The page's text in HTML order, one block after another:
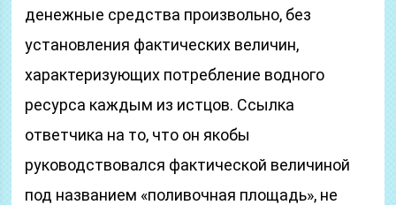
денежные средства произвольно, без
установления фактических величин,
характеризующих потребление водного
ресурса каждым из истцов. Ссылка
ответчика на то, что он якобы
руководствовался фактической величиной
под названием «поливочная площадь», не